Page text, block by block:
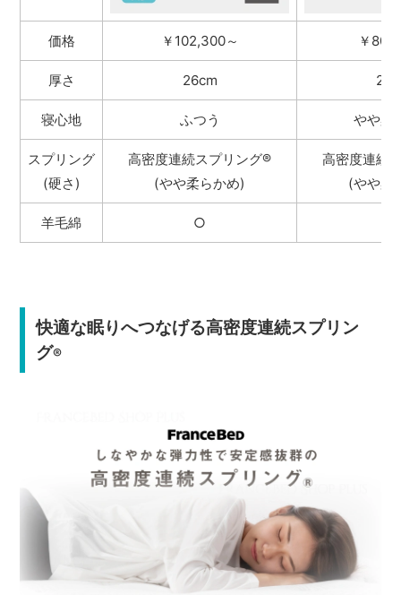
価格 ￥102,300～ ￥
厚さ 26cm
寝心地 ふつう やや柔
スプリング
(硬さ)
高密度連続スプリング®
(やや柔らかめ)
高密度連続
(やや柔
羊毛綿 ○
快適な眠りへつなげる高密度連続スプリン
グ®